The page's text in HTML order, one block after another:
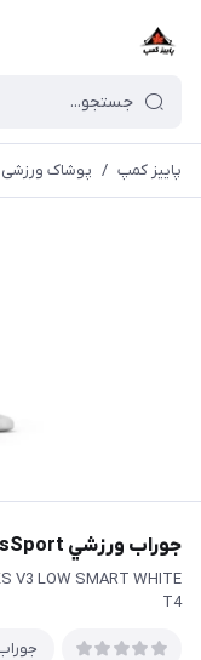
پاییز کمپ / پوشاک ورزشی
جوراب ورزشي CompresSport
V3 LOW SMART WHITE
T4